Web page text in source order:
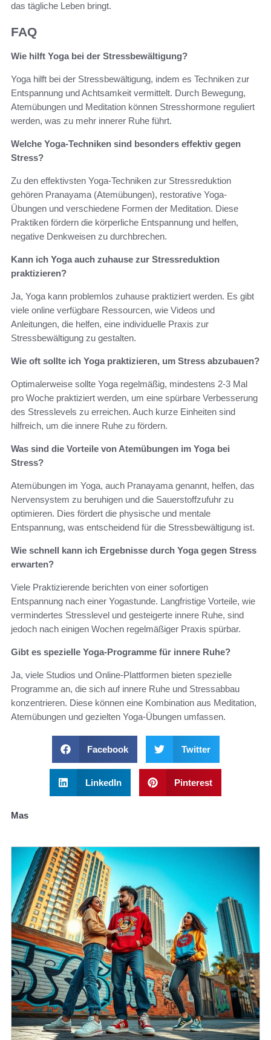
das tägliche Leben bringt.
FAQ
Wie hilft Yoga bei der Stressbewältigung?
Yoga hilft bei der Stressbewältigung, indem es Techniken zur
Entspannung und Achtsamkeit vermittelt. Durch Bewegung,
Atemübungen und Meditation können Stresshormone reguliert
werden, was zu mehr innerer Ruhe führt.
Welche Yoga-Techniken sind besonders effektiv gegen
Stress?
Zu den effektivsten Yoga-Techniken zur Stressreduktion
gehören Pranayama (Atemübungen), restorative Yoga-
Übungen und verschiedene Formen der Meditation. Diese
Praktiken fördern die körperliche Entspannung und helfen,
negative Denkweisen zu durchbrechen.
Kann ich Yoga auch zuhause zur Stressreduktion
praktizieren?
Ja, Yoga kann problemlos zuhause praktiziert werden. Es gibt
viele online verfügbare Ressourcen, wie Videos und
Anleitungen, die helfen, eine individuelle Praxis zur
Stressbewältigung zu gestalten.
Wie oft sollte ich Yoga praktizieren, um Stress abzubauen?
Optimalerweise sollte Yoga regelmäßig, mindestens 2-3 Mal
pro Woche praktiziert werden, um eine spürbare Verbesserung
des Stresslevels zu erreichen. Auch kurze Einheiten sind
hilfreich, um die innere Ruhe zu fördern.
Was sind die Vorteile von Atemübungen im Yoga bei
Stress?
Atemübungen im Yoga, auch Pranayama genannt, helfen, das
Nervensystem zu beruhigen und die Sauerstoffzufuhr zu
optimieren. Dies fördert die physische und mentale
Entspannung, was entscheidend für die Stressbewältigung ist.
Wie schnell kann ich Ergebnisse durch Yoga gegen Stress
erwarten?
Viele Praktizierende berichten von einer sofortigen
Entspannung nach einer Yogastunde. Langfristige Vorteile, wie
vermindertes Stresslevel und gesteigerte innere Ruhe, sind
jedoch nach einigen Wochen regelmäßiger Praxis spürbar.
Gibt es spezielle Yoga-Programme für innere Ruhe?
Ja, viele Studios und Online-Plattformen bieten spezielle
Programme an, die sich auf innere Ruhe und Stressabbau
konzentrieren. Diese können eine Kombination aus Meditation,
Atemübungen und gezielten Yoga-Übungen umfassen.
Facebook Twitter
LinkedIn Pinterest
Mas